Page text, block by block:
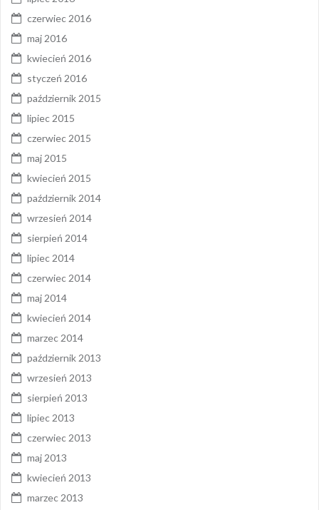
czerwiec 2016
maj 2016
kwiecień 2016
styczeń 2016
październik 2015
lipiec 2015
czerwiec 2015
maj 2015
kwiecień 2015
październik 2014
wrzesień 2014
sierpień 2014
lipiec 2014
czerwiec 2014
maj 2014
kwiecień 2014
marzec 2014
październik 2013
wrzesień 2013
sierpień 2013
lipiec 2013
czerwiec 2013
maj 2013
kwiecień 2013
marzec 2013